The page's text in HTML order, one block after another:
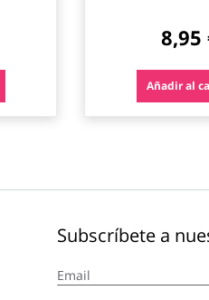
8,95
Añadir al
Subscríbete a
a